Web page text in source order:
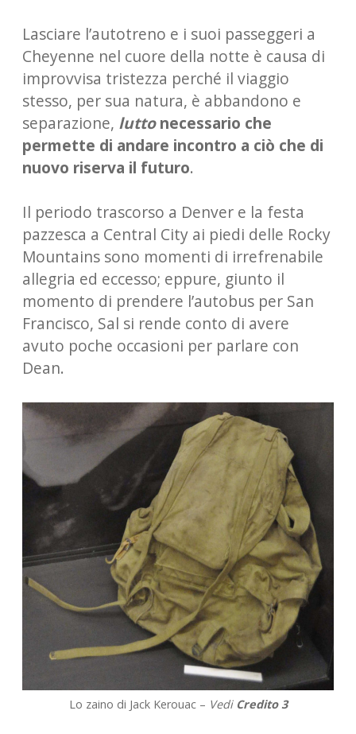
Lasciare l’autotreno e i suoi passeggeri a
Cheyenne nel cuore della notte è causa di
improvvisa tristezza perché il viaggio
stesso, per sua natura, è abbandono e
separazione, luttonecessario che
permette di andare incontro a ciò che di
nuovo riserva il futuro.
Il periodo trascorso a Denver e la festa
pazzesca a Central City ai piedi delle Rocky
Mountains sono momenti di irrefrenabile
allegria ed eccesso; eppure, giunto il
momento di prendere l’autobus per San
Francisco, Sal si rende conto di avere
avuto poche occasioni per parlare con
Dean.
Lo zaino di Jack Kerouac – Vedi Credito 3